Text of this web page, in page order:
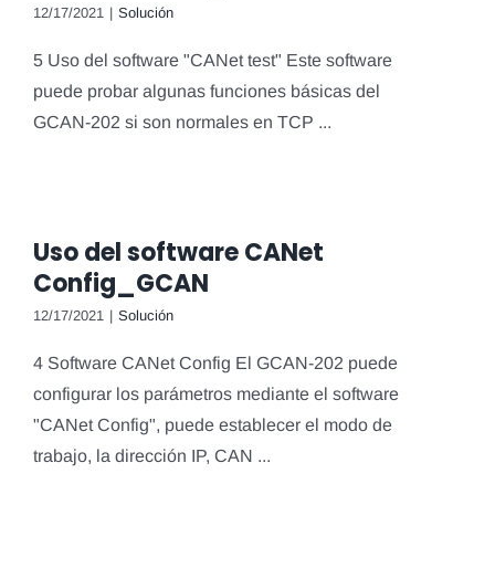
12/17/2021 | Solución
5 Uso del software "CANet test" Este software
puede probar algunas funciones básicas del
GCAN-202 si son normales en TCP ...
Uso del software CANet
Config_GCAN
12/17/2021 | Solución
4 Software CANet Config El GCAN-202 puede
configurar los parámetros mediante el software
"CANet Config", puede establecer el modo de
trabajo, la dirección IP, CAN ...